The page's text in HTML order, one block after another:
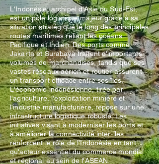
L'Indonésie, archipel d'Asie du Sud-Est,
est un pôle logistique majeur grâce à sa
situation stratégique le long des principales
routes maritimes reliant les océans
Pacifique et Indien. Des ports comme
Jakarta et Surabaya traitent d'importants
volumes de marchandises, tandis que ses
vastes réseaux aérien et routier assurent
un transport efficace entre ses îles.
L'économie indonésienne, tirée par
l'agriculture, l'exploitation minière et
l'industrie manufacturière, repose sur une
infrastructure logistique robuste. Les
initiatives visant à moderniser les ports et
à améliorer la connectivité inter-îles
renforcent le rôle de l'Indonésie en tant
qu'acteur essentiel du commerce mondial
et régional au sein de l'ASEAN.